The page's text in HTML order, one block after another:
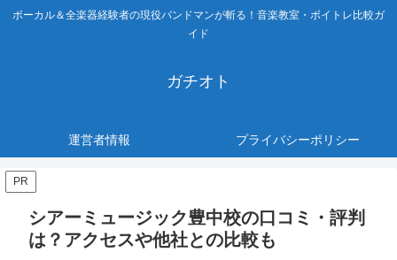
ボーカル＆全楽器経験者の現役バンドマンが斬る！音楽教室・ボイトレ比較ガ
イド
ガチオト
運営者情報 プライバシーポリシー
PR
シアーミュージック豊中校の口コミ・評判
は？アクセスや他社との比較も